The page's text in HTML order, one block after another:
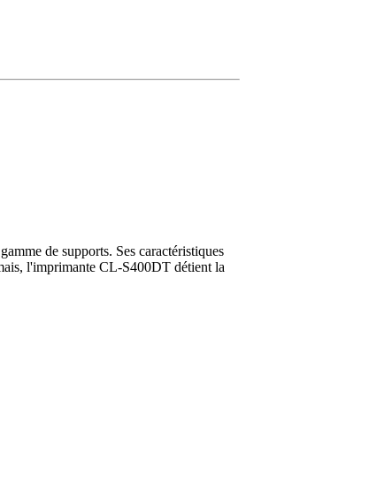
de supports. Ses caractéristiques
l'imprimante CL-S400DT détient la